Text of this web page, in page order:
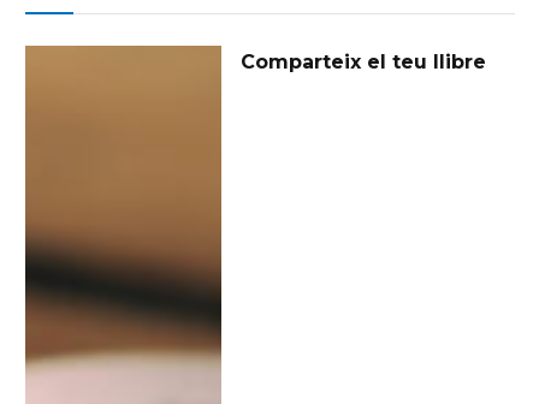
Comparteix el teu llibre